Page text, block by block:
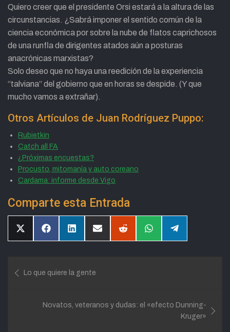
Quiero creer que el presidente Orsi estará a la altura de las
circunstancias. ¿Sabrá imponer el sentido común de la
ciencia económica por sobre la nube de flatos caprichosos
de una runfla de dirigentes atados aún a posturas
anacrónicas marxistas?
Solo deseo que no haya una reedición de la experiencia
“talviana” del gobierno que en horas se despide. (Y que
mucho vamos a extrañar).
Otros Artículos de Juan Rodríguez Puppo:
Rubietkin
Catch all FA
¿Próximas encuestas?
Procusto, mitomanía y auto coreano
Cardama: informe desde Vigo
Comparte esta Entrada
CompartirCompartirCompartirCompartirCompartirCompartirCompartir
de
Lo que quiere la gente
Novatos, veteranos y dudas: el «efecto Dunning-
Kruger»